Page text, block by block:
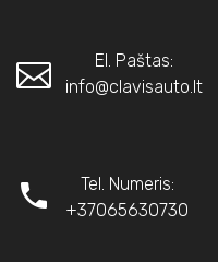
El. Paštas:
info@clavisauto.lt
Tel. Numeris:
+37065630730